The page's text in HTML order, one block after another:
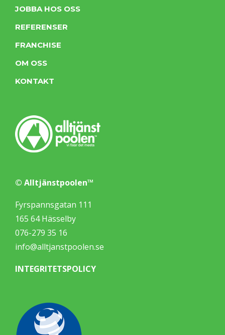
JOBBA HOS OSS
REFERENSER
FRANCHISE
OM OSS
KONTAKT
© Alltjänstpoolen™
Fyrspannsgatan 111
165 64 Hässelby
076-279 35 16
info@alltjanstpoolen.se
INTEGRITETSPOLICY